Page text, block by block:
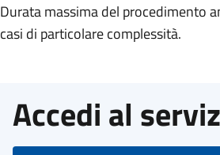
Durata massima del procedimento
casi di particolare complessità.
Accedi al